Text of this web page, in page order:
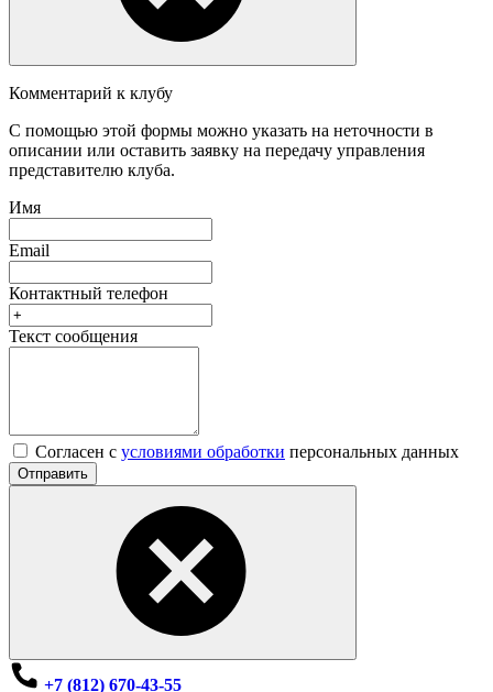
Комментарий к клубу
С помощью этой формы можно указать на неточности в
описании или оставить заявку на передачу управления
представителю клуба.
Имя
Email
Контактный телефон
Текст сообщения
Согласен с условиями обработки персональных данных
Отправить
+7 (812) 670-43-55